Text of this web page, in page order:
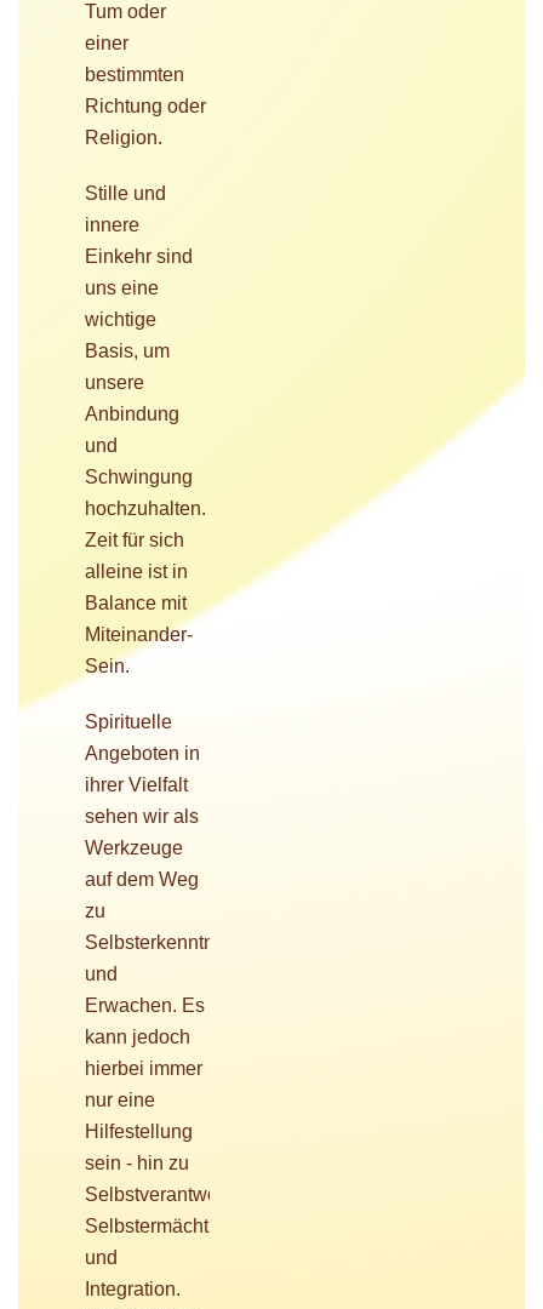
Tum oder
einer
bestimmten
Richtung oder
Religion.
Stille und
innere
Einkehr sind
uns eine
wichtige
Basis, um
unsere
Anbindung
und
Schwingung
hochzuhalten.
Zeit für sich
alleine ist in
Balance mit
Miteinander-
Sein.
Spirituelle
Angeboten in
ihrer Vielfalt
sehen wir als
Werkzeuge
auf dem Weg
zu
Selbsterkenntnis
und
Erwachen. Es
kann jedoch
hierbei immer
nur eine
Hilfestellung
sein - hin zu
Selbstverantwortung,
Selbstermächtigung
und
Integration.